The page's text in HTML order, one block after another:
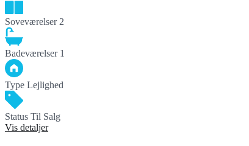
Soveværelser 2
Badeværelser 1
Type Lejlighed
Status Til Salg
Vis detaljer